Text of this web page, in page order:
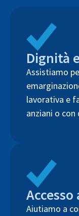
Dignità
Assistiamo
lavorativa e
anziani o
Aiutiamo a